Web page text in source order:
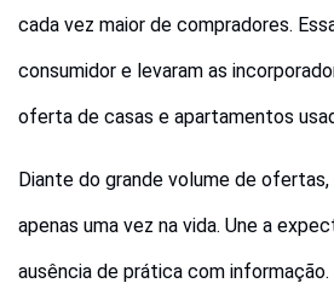
cada vez maior de compradores.
consumidor e levaram as
oferta de casas e apartamentos
Diante do grande volume de
apenas uma vez na vida. Une a
ausência de prática com